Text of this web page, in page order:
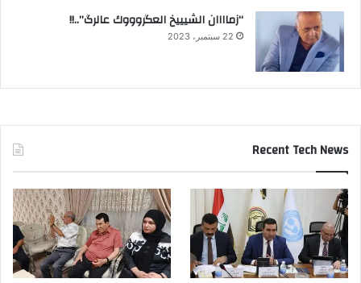
“زماااان الشيييخ العگروووك عالرگ”..!!
22 سبتمبر، 2023
Recent Tech News